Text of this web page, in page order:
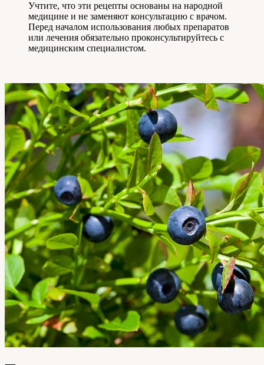
Учтите, что эти рецепты основаны на народной
медицине и не заменяют консультацию с врачом.
Перед началом использования любых препаратов
или лечения обязательно проконсультируйтесь с
медицинским специалистом.